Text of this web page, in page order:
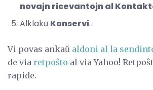
novajn ricevantojn al
Alklaku Konservi.
Vi povas ankaŭ aldoni al la
de via retpoŝto al via Yahoo!
rapide.